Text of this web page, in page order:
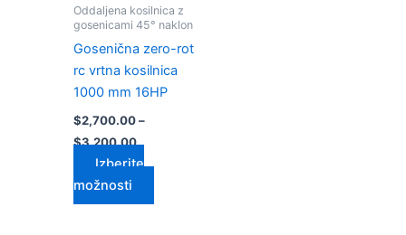
Oddaljena kosilnica z
gosenicami 45° naklon
Gosenična zero-rot
rc vrtna kosilnica
1000 mm 16HP
$2,700.00 –
$3,200.00
Izberite
možnosti
na
strani
izdelka